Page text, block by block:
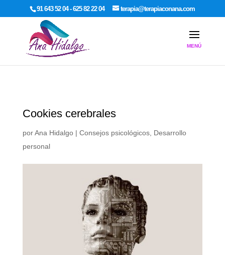
google-site-verification: google7dcda757e565a307.html
91 643 52 04 - 625 82 22 04 terapia@terapiaconana.com
Cookies cerebrales
porAna Hidalgo| Consejos psicológicos, Desarrollo
personal